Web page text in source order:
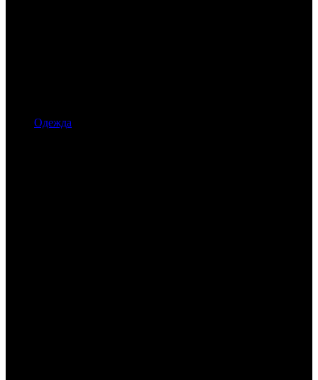
Одежда